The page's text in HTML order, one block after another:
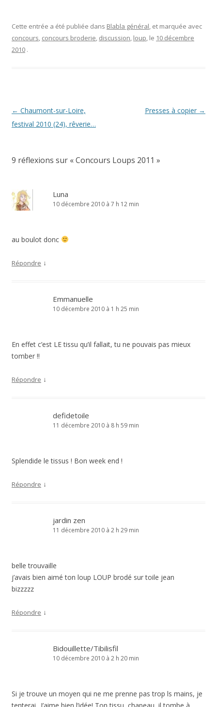
Cette entrée a été publiée dans Blabla général, et marquée avec
concours, concours broderie, discussion, loup, le 10 décembre
2010 .
Navigation
des
← Chaumont-sur-Loire,
festival 2010 (24), rêverie…
Presses à copier →
9 réflexions sur «Concours Loups 2011 »
Luna
10 décembre 2010 à 7 h 12 min
au boulot donc
Répondre ↓
Emmanuelle
10 décembre 2010 à 1 h 25 min
En effet c’est LE tissu qu’il fallait, tu ne pouvais pas mieux
tomber !!
Répondre ↓
defidetoile
11 décembre 2010 à 8 h 59 min
Splendide le tissus ! Bon week end !
Répondre ↓
jardin zen
11 décembre 2010 à 2 h 29 min
belle trouvaille
j’avais bien aimé ton loup LOUP brodé sur toile jean
bizzzzz
Répondre ↓
Bidouillette/Tibilisfil
10 décembre 2010 à 2 h 20 min
Si je trouve un moyen qui ne me prenne pas trop ls mains, je